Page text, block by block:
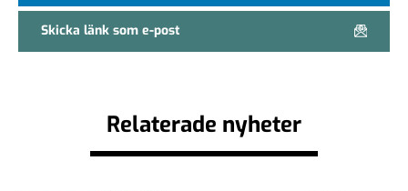
Skicka länk som e-post
Relaterade nyheter